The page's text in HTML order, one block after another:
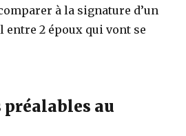
à la signature d’un
2 époux qui vont se
au